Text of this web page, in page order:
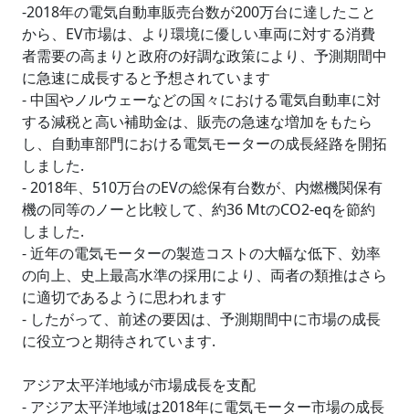
-2018年の電気自動車販売台数が200万台に達したこと
から、EV市場は、より環境に優しい車両に対する消費
者需要の高まりと政府の好調な政策により、予測期間中
に急速に成長すると予想されています
- 中国やノルウェーなどの国々における電気自動車に対
する減税と高い補助金は、販売の急速な増加をもたら
し、自動車部門における電気モーターの成長経路を開拓
しました.
- 2018年、510万台のEVの総保有台数が、内燃機関保有
機の同等のノーと比較して、約36 MtのCO2-eqを節約
しました.
- 近年の電気モーターの製造コストの大幅な低下、効率
の向上、史上最高水準の採用により、両者の類推はさら
に適切であるように思われます
- したがって、前述の要因は、予測期間中に市場の成長
に役立つと期待されています.
アジア太平洋地域が市場成長を支配
- アジア太平洋地域は2018年に電気モーター市場の成長